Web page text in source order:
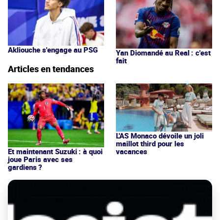
Akliouche s'engage au PSG
Yan Diomandé au Real : c'est
fait
Articles en tendances
Et maintenant Suzuki : à quoi
joue Paris avec ses
gardiens ?
L'AS Monaco dévoile un joli
maillot third pour les
vacances